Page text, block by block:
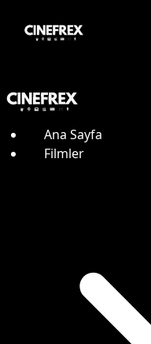
Ana Sayfa
Filmler